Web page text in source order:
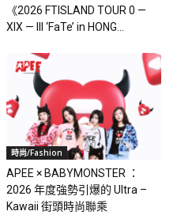
《2026 FTISLAND TOUR 0 —
XIX — III ‘FaTe’ in HONG...
時尚/Fashion
APEE × BABYMONSTER ：
2026 年度強勢引爆的 Ultra –
Kawaii 街頭時尚聯乘